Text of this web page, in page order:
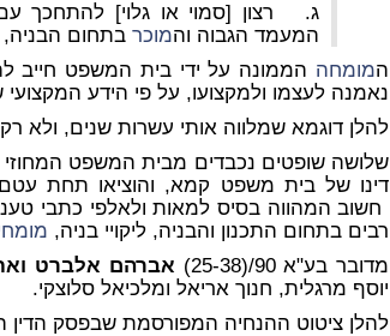
ג. רצון [סמוי או גלוי] להתחכך
המעמד הגבוה והמוכר בתחום הבניה,
המומחה הממונה על ידי בית המשפט חייב
נאמנה לעצמו ולמקצועו, על פי הידע המקצועי
להלן דוגמא שמלווה אותי עשרות שנים, ולא
שלושה שופטים נכבדים מבית המשפט
דינו של בית משפט קמא, והוציאו תחת
חשוב המהווה בסיס למאות ולאלפי כתבי
רבים בתחום התכנון והבניה, ליקויי בניה,
מדובר בע"א 90/(25-38)
אברהם אלברט
יוסף מרגלית, חנוך אריאל ומלכיאל סלוצקי.
להלן ציטוט ההנחיה המפורסמת שבפסק הדין